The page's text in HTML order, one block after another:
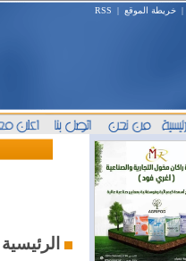
| خريطة الموقع |
RSS
الرئيسية